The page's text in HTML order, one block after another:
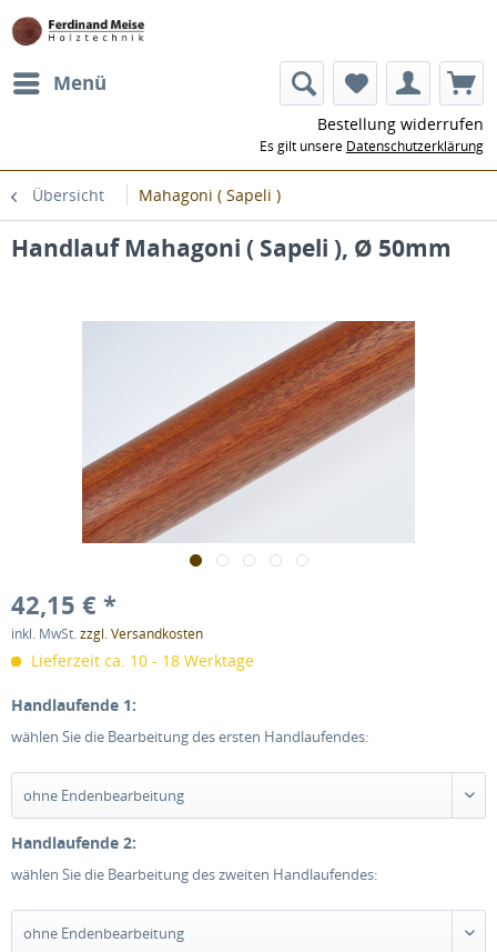
Menü
Bestellung widerrufen
Es gilt unsere Datenschutzerklärung
Übersicht Mahagoni ( Sapeli )
Handlauf Mahagoni ( Sapeli ), Ø 50mm
42,15 € *
inkl. MwSt.zzgl. Versandkosten
Lieferzeit ca. 10 - 18 Werktage
Handlaufende 1:
wählen Sie die Bearbeitung des ersten Handlaufendes:
Handlaufende 2:
wählen Sie die Bearbeitung des zweiten Handlaufendes: